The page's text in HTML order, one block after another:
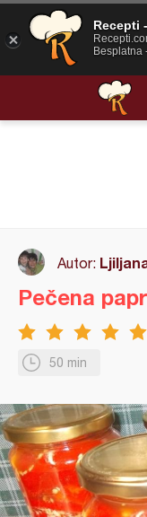
Autor:
50 min
Pečena
Recepti
Besplatna